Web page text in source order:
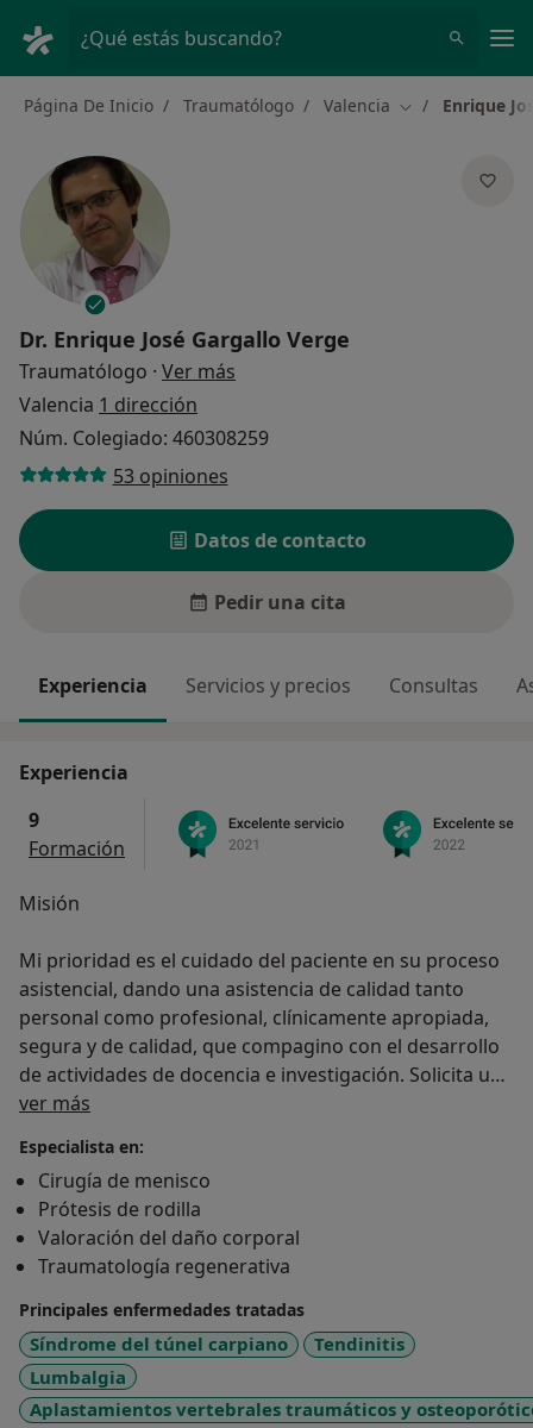
¿Qué estás buscando?
Página De Inicio Traumatólogo Valencia Cambiar de
Enrique
Dr. Enrique José Gargallo Verge
Traumatólogo · Ver más
Valencia 1 dirección
Núm. Colegiado: 460308259
53 opiniones
Datos de contacto
Pedir una cita
Experiencia Servicios y precios Consultas
Experiencia
9
Formación
Misión
Mi prioridad es el cuidado del paciente en su proceso
asistencial, dando una asistencia de calidad tanto
personal como profesional, clínicamente apropiada,
segura y de calidad, que compagino con el desarrollo
de actividades de docencia e investigación. Solicita una
cita en mi agenda. Dejame ayudarte!!!
Valores
_ Trato humano
_ Capacidad de adaptación al entorno social y a las
necesidades de salud de los pacientes.
– Capacitación científica y técnica.
– Ética profesional.
ver más
Especialista en:
Cirugía de menisco
Prótesis de rodilla
Valoración del daño corporal
Traumatología regenerativa
Principales enfermedades tratadas
Síndrome del túnel carpiano
Tendinitis
Lumbalgia
Aplastamientos vertebrales traumáticos y